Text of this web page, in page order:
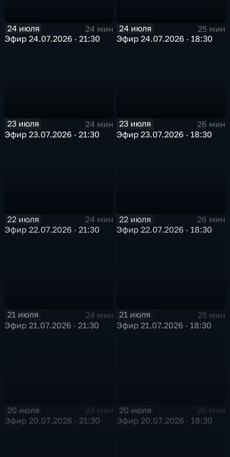
24 июля
24 мин
Эфир 24.07.2026 · 21:30
24 июля
25 мин
Эфир 24.07.2026 · 18:30
23 июля
24 мин
Эфир 23.07.2026 · 21:30
23 июля
26 мин
Эфир 23.07.2026 · 18:30
22 июля
24 мин
Эфир 22.07.2026 · 21:30
22 июля
26 мин
Эфир 22.07.2026 · 18:30
21 июля
24 мин
Эфир 21.07.2026 · 21:30
21 июля
25 мин
Эфир 21.07.2026 · 18:30
20 июля
24 мин
Эфир 20.07.2026 · 21:30
20 июля
26 мин
Эфир 20.07.2026 · 18:30